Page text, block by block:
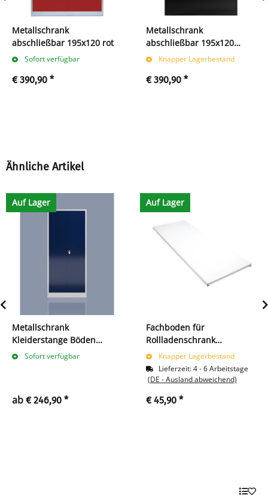
Metallschrank
abschließbar 195x120 rot
Sofort verfügbar
€ 390,90 *
Metallschrank
abschließbar 195x120
schwarzKnapper Lagerbestand
€ 390,90 *
Ähnliche Artikel
Auf Lager
Metallschrank
Kleiderstange Böden
180x80Sofort verfügbar
ab € 246,90 *
Auf Lager
Fachboden für
Rollladenschrank
555127/555137/555167
weiß
Knapper Lagerbestand
Lieferzeit:4 - 6 Arbeitstage
(DE - Ausland abweichend)
€ 45,90 *